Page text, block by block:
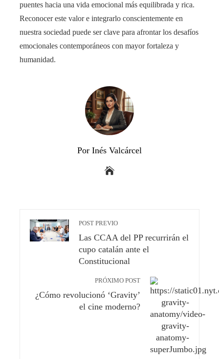
puentes hacia una vida emocional más equilibrada y rica.
Reconocer este valor e integrarlo conscientemente en
nuestra sociedad puede ser clave para afrontar los desafíos
emocionales contemporáneos con mayor fortaleza y
humanidad.
Por Inés Valcárcel
POST PREVIO
Las CCAA del PP recurrirán el
cupo catalán ante el
Constitucional
PRÓXIMO POST
¿Cómo revolucionó ‘Gravity’
el cine moderno?